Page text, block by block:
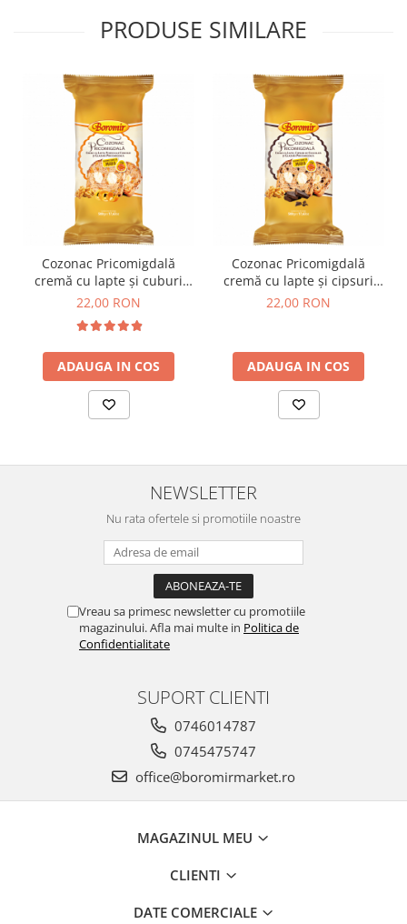
PRODUSE SIMILARE
Cozonac Pricomigdală
cremă cu lapte și cuburi
portocale 500g
22,00 RON
ADAUGA IN COS
Cozonac Pricomigdală
cremă cu lapte și cipsuri
ciocolată 500g
22,00 RON
ADAUGA IN COS
NEWSLETTER
Nu rata ofertele si promotiile noastre
Vreau sa primesc newsletter cu promotiile
magazinului. Afla mai multe in Politica de
Confidentialitate
SUPORT CLIENTI
0746014787
0745475747
office@boromirmarket.ro
MAGAZINUL MEU
CLIENTI
DATE COMERCIALE